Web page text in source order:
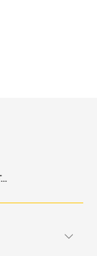
MAYBANK-INDONESIA-SALURKAN-BANTUAN-ALAT-KESEHATAN-UNTUK-PENANGGULANGAN-COVID-19